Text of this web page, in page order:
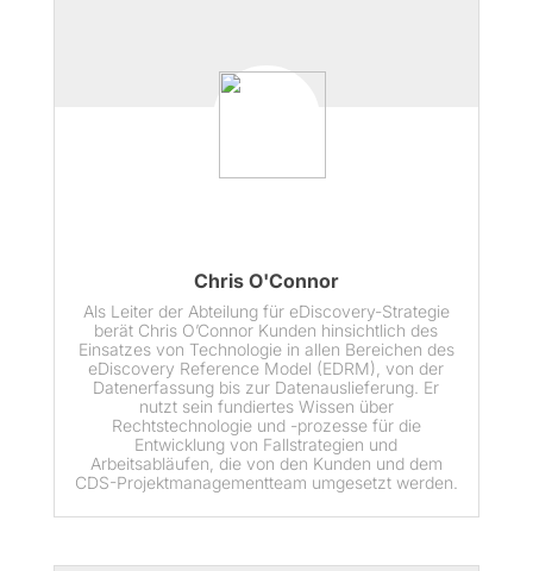
Chris O'Connor
Als Leiter der Abteilung für eDiscovery-Strategie
berät Chris O’Connor Kunden hinsichtlich des
Einsatzes von Technologie in allen Bereichen des
eDiscovery Reference Model (EDRM), von der
Datenerfassung bis zur Datenauslieferung. Er
nutzt sein fundiertes Wissen über
Rechtstechnologie und -prozesse für die
Entwicklung von Fallstrategien und
Arbeitsabläufen, die von den Kunden und dem
CDS-Projektmanagementteam umgesetzt werden.